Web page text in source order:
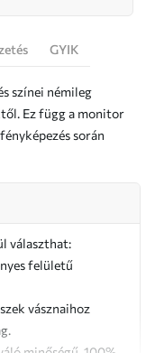
GYIK
színei némileg
Ez függ a monitor
során
választhat:
felületű
vásznaihoz